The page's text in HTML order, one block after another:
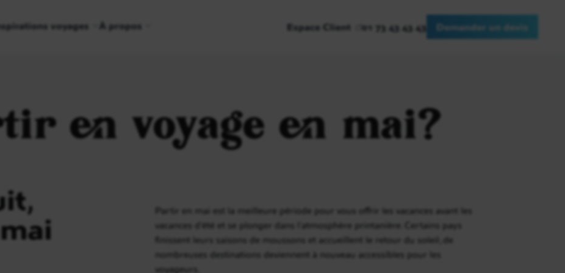
voyages À propos Espace Client 01 73 43 43 43 Demander un devis
en voyage en mai?
Partir en mai est la meilleure période pour vous offrir les vacances avant les
vacances d’été et se plonger dans l'atmosphère printanière. Certains pays
finissent leurs saisons de moussons et accueillent le retour du soleil, de
nombreuses destinations deviennent à nouveau accessibles pour les
voyageurs.